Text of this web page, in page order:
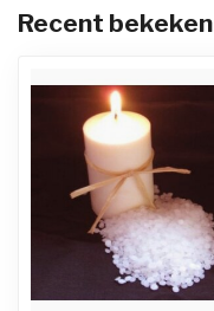
Recent bekeken